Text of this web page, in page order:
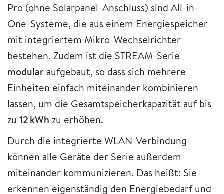
Pro (ohne Solarpanel-Anschluss) sind All-in-
One-Systeme, die aus einem Energiespeicher
mit integriertem Mikro-Wechselrichter
bestehen. Zudem ist die STREAM-Serie
modular aufgebaut, so dass sich mehrere
Einheiten einfach miteinander kombinieren
lassen, um die Gesamtspeicherkapazität auf bis
zu 12 kWh zu erhöhen.
Durch die integrierte WLAN-Verbindung
können alle Geräte der Serie außerdem
miteinander kommunizieren. Das heißt: Sie
erkennen eigenständig den Energiebedarf und